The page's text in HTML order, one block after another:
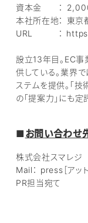
資本金 ：
本社所在地： 東
URL ：
設立13年目。EC
供している。業界
ステムを提供。「技
の「提案力」にも定
■ お問い合わせ
株式会社スマレジ
Mail： press［アッ
PR担当宛て